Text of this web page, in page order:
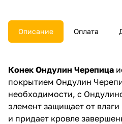
Описание Оплата
Конек Ондулин Черепица
покрытием Ондулин
необходимости, с
элемент защищает от
и придает кровле